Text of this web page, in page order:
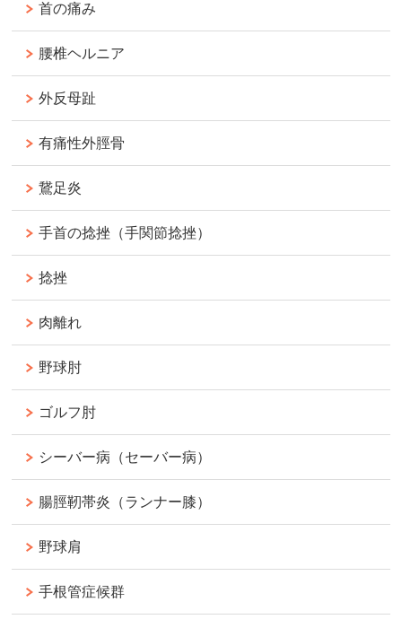
首の痛み
腰椎ヘルニア
外反母趾
有痛性外脛骨
鵞足炎
手首の捻挫（手関節捻挫）
捻挫
肉離れ
野球肘
ゴルフ肘
シーバー病（セーバー病）
腸脛靭帯炎（ランナー膝）
野球肩
手根管症候群